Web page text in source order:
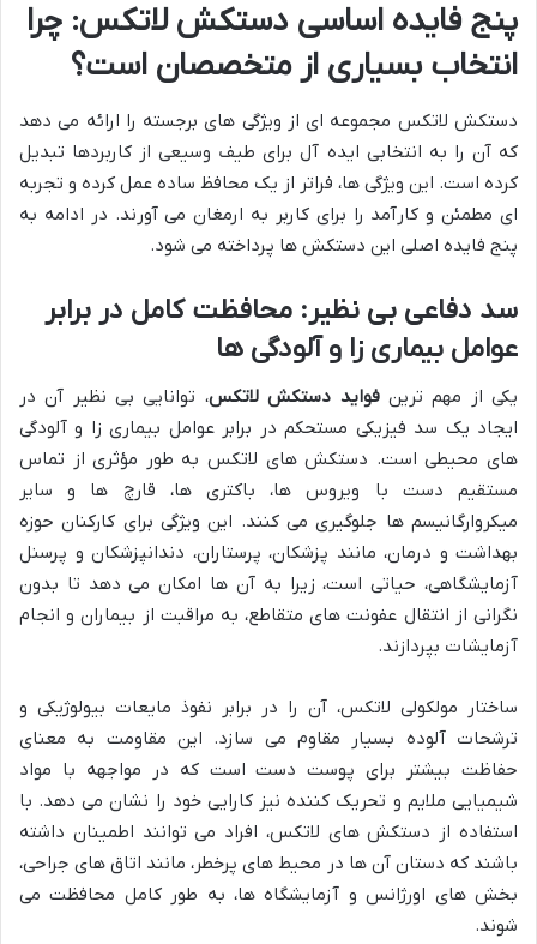
پنج فایده اساسی دستکش لاتکس: چرا
انتخاب بسیاری از متخصصان است؟
دستکش لاتکس مجموعه ای از ویژگی های برجسته را ارائه می دهد
که آن را به انتخابی ایده آل برای طیف وسیعی از کاربردها تبدیل
کرده است. این ویژگی ها، فراتر از یک محافظ ساده عمل کرده و تجربه
ای مطمئن و کارآمد را برای کاربر به ارمغان می آورند. در ادامه به
پنج فایده اصلی این دستکش ها پرداخته می شود.
سد دفاعی بی نظیر: محافظت کامل در برابر
عوامل بیماری زا و آلودگی ها
یکی از مهم ترینفواید دستکش لاتکس، توانایی بی نظیر آن در
ایجاد یک سد فیزیکی مستحکم در برابر عوامل بیماری زا و آلودگی
های محیطی است. دستکش های لاتکس به طور مؤثری از تماس
مستقیم دست با ویروس ها، باکتری ها، قارچ ها و سایر
میکروارگانیسم ها جلوگیری می کنند. این ویژگی برای کارکنان حوزه
بهداشت و درمان، مانند پزشکان، پرستاران، دندانپزشکان و پرسنل
آزمایشگاهی، حیاتی است، زیرا به آن ها امکان می دهد تا بدون
نگرانی از انتقال عفونت های متقاطع، به مراقبت از بیماران و انجام
آزمایشات بپردازند.
ساختار مولکولی لاتکس، آن را در برابر نفوذ مایعات بیولوژیکی و
ترشحات آلوده بسیار مقاوم می سازد. این مقاومت به معنای
حفاظت بیشتر برای پوست دست است که در مواجهه با مواد
شیمیایی ملایم و تحریک کننده نیز کارایی خود را نشان می دهد. با
استفاده از دستکش های لاتکس، افراد می توانند اطمینان داشته
باشند که دستان آن ها در محیط های پرخطر، مانند اتاق های جراحی،
بخش های اورژانس و آزمایشگاه ها، به طور کامل محافظت می
شوند.